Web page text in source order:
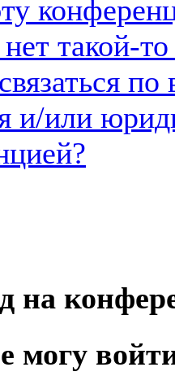
такой-
по
и/или
на
могу